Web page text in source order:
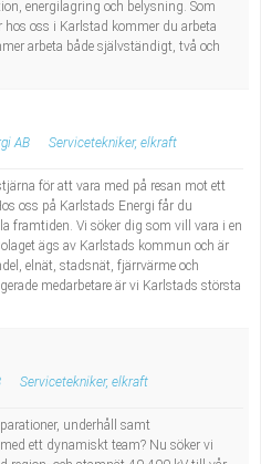
energilagring och belysning. Som
oss i Karlstad kommer du arbeta
arbeta både självständigt, två och
AB Servicetekniker, elkraft
för att vara med på resan mot ett
oss på Karlstads Energi får du
framtiden. Vi söker dig som vill vara i en
ägs av Karlstads kommun och är
elnät, stadsnät, fjärrvärme och
medarbetare är vi Karlstads största
Servicetekniker, elkraft
underhåll samt
ett dynamiskt team? Nu söker vi